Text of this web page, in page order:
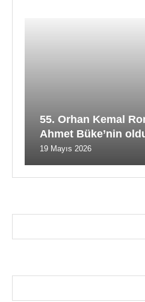
55. Orhan Kemal
Ahmet Büke’nin
19 Mayıs 2026